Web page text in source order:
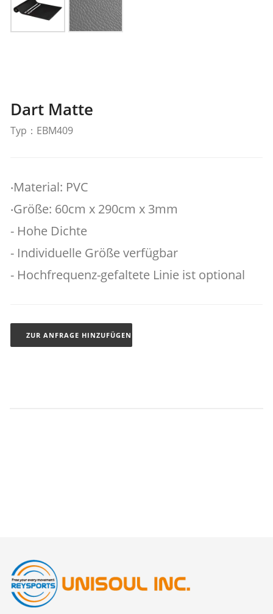
Dart Matte
Typ：EBM409
‧Material: PVC
‧Größe: 60cm x 290cm x 3mm
- Hohe Dichte
- Individuelle Größe verfügbar
- Hochfrequenz-gefaltete Linie ist optional
ZUR ANFRAGE HINZUFÜGEN